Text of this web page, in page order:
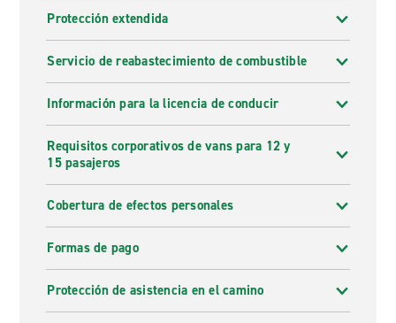
Protección extendida
Servicio de reabastecimiento de combustible
Información para la licencia de conducir
Requisitos corporativos de vans para 12 y
15 pasajeros
Cobertura de efectos personales
Formas de pago
Protección de asistencia en el camino